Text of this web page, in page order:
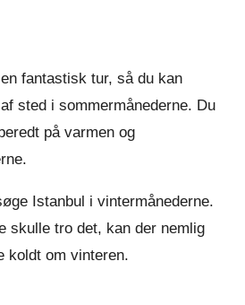
fantastisk tur, så du kan
sted i sommermånederne. Du
på varmen og
Istanbul i vintermånederne.
skulle tro det, kan der nemlig
koldt om vinteren.